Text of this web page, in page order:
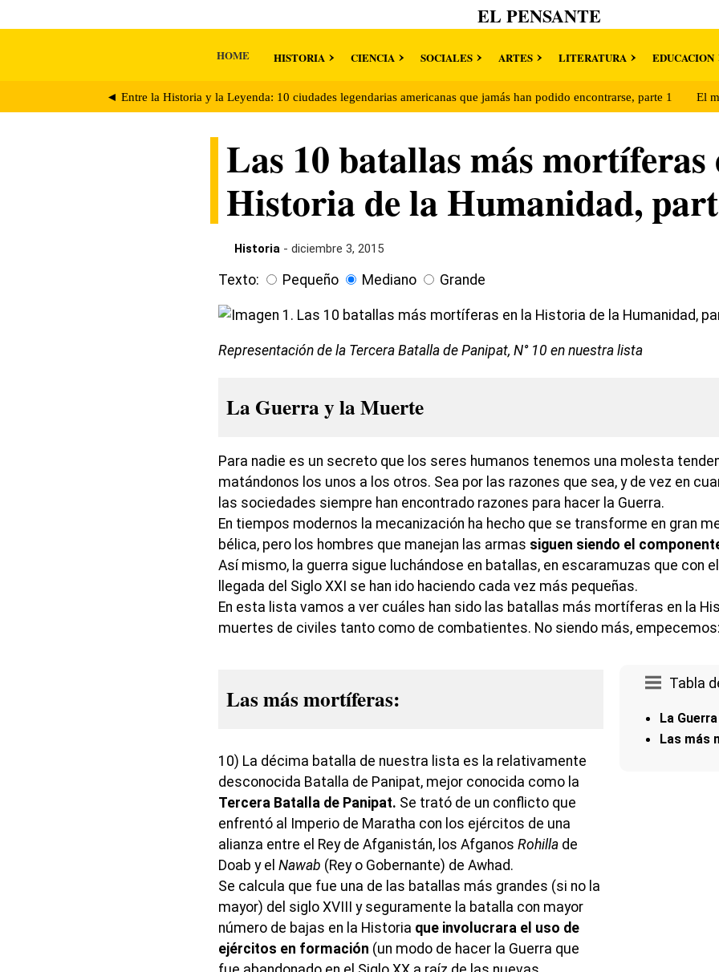
EL PENSANTE
HOME HISTORIA CIENCIA SOCIALES ARTES LITERATURA EDUCACION
◄ Entre la Historia y la Leyenda: 10 ciudades legendarias americanas que jamás han podido encontrarse, parte 1 El
Las 10 batallas más mortíferas
Historia de la Humanidad,
Historia - diciembre 3, 2015
Texto: Pequeño Mediano Grande
Representación de la Tercera Batalla de Panipat, N° 10 en nuestra lista
La Guerra y la Muerte
Para nadie es un secreto que los seres humanos tenemos una molesta
matándonos los unos a los otros. Sea por las razones que sea, y de vez en
las sociedades siempre han encontrado razones para hacer la Guerra.
En tiempos modernos la mecanización ha hecho que se transforme en gran
bélica, pero los hombres que manejan las armas siguen siendo el
Así mismo, la guerra sigue luchándose en batallas, en escaramuzas que con
llegada del Siglo XXI se han ido haciendo cada vez más pequeñas.
En esta lista vamos a ver cuáles han sido las batallas más mortíferas en la
muertes de civiles tanto como de combatientes. No siendo más, empecemos:
Tabla
La
Las más
Las más mortíferas:
10) La décima batalla de nuestra lista es la relativamente
desconocida Batalla de Panipat, mejor conocida como la
Tercera Batalla de Panipat. Se trató de un conflicto que
enfrentó al Imperio de Maratha con los ejércitos de una
alianza entre el Rey de Afganistán, los Afganos Rohilla de
Doab y el Nawab (Rey o Gobernante) de Awhad.
Se calcula que fue una de las batallas más grandes (si no la
mayor) del siglo XVIII y seguramente la batalla con mayor
número de bajas en la Historia que involucrara el uso de
ejércitos en formación (un modo de hacer la Guerra que